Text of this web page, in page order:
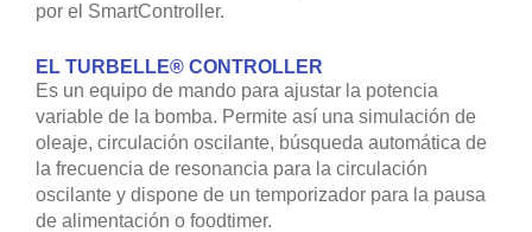
por el SmartController.
EL TURBELLE® CONTROLLER
Es un equipo de mando para ajustar la potencia
variable de la bomba. Permite así una simulación de
oleaje, circulación oscilante, búsqueda automática de
la frecuencia de resonancia para la circulación
oscilante y dispone de un temporizador para la pausa
de alimentación o foodtimer.